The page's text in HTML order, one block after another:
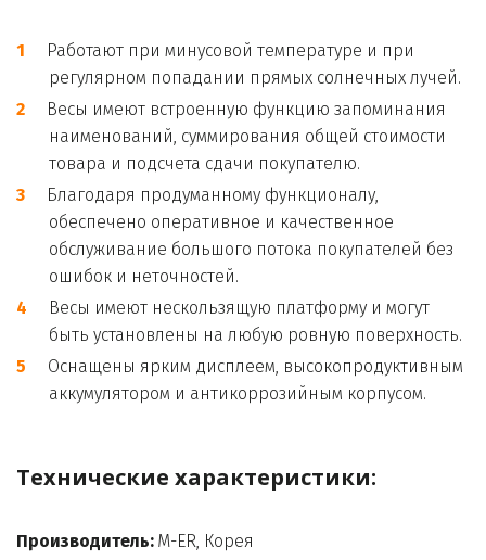
Работают при минусовой температуре и при
регулярном попадании прямых солнечных лучей.
Весы имеют встроенную функцию запоминания
наименований, суммирования общей стоимости
товара и подсчета сдачи покупателю.
Благодаря продуманному функционалу,
обеспечено оперативное и качественное
обслуживание большого потока покупателей без
ошибок и неточностей.
Весы имеют нескользящую платформу и могут
быть установлены на любую ровную поверхность.
Оснащены ярким дисплеем, высокопродуктивным
аккумулятором и антикоррозийным корпусом.
Технические характеристики:
Производитель: M-ER, Корея